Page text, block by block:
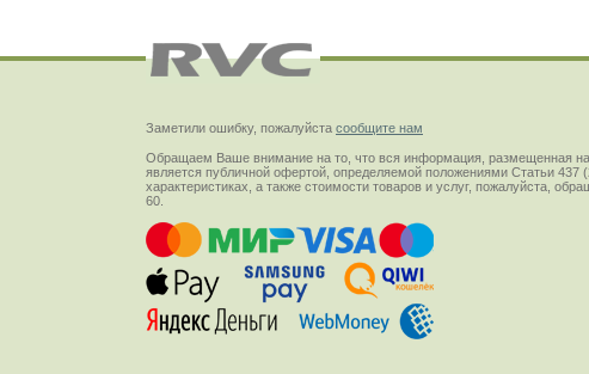
Заметили ошибку, пожалуйста сообщите нам
Обращаем Ваше внимание на то, что вся информация, размещенная
является публичной офертой, определяемой положениями Статьи
характеристиках, а также стоимости товаров и услуг, пожалуйста,
60.